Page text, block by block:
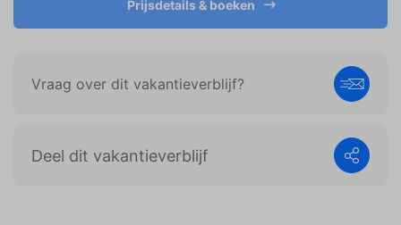
Prijsdetails & boeken
Vraag over dit vakantieverblijf?
Deel dit vakantieverblijf
weergeven die zijn afgestemd op en relevant zijn